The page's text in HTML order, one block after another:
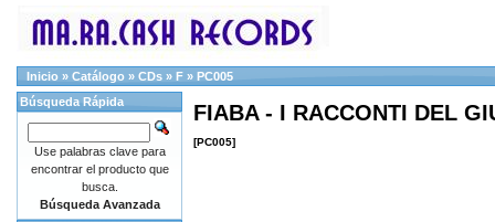
Inicio » Catálogo » CDs » F » PC005
FIABA - I RACCONTI DEL
[PC005]
Búsqueda Rápida
Use palabras clave para
encontrar el producto que
busca.
Búsqueda Avanzada